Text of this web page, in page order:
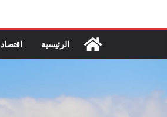
الرئيسية اقتصاد